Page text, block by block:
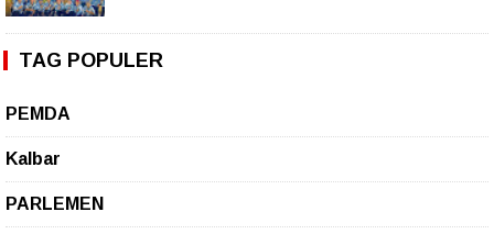
TAG POPULER
PEMDA
Kalbar
PARLEMEN